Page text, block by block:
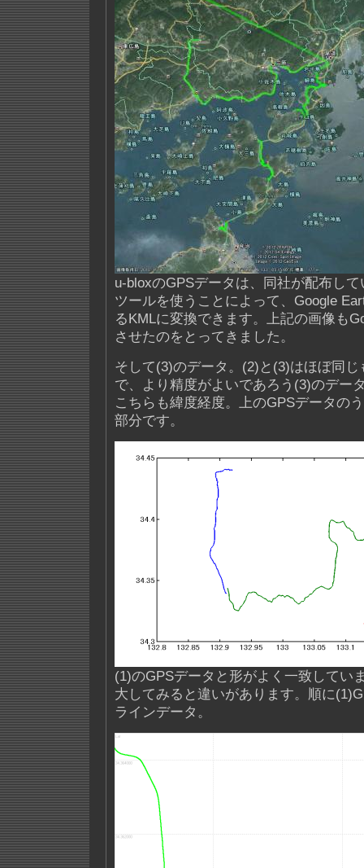
u-bloxのGPSデータは、同社が配布して
ツールを使うことによって、Google
るKMLに変換できます。上記の画像も
させたのをとってきました。
そして(3)のデータ。(2)と(3)はほぼ同
で、より精度がよいであろう(3)のデー
こちらも緯度経度。上のGPSデータの
部分です。
(1)のGPSデータと形がよく一致してい
大してみると違いがあります。順に
ラインデータ。